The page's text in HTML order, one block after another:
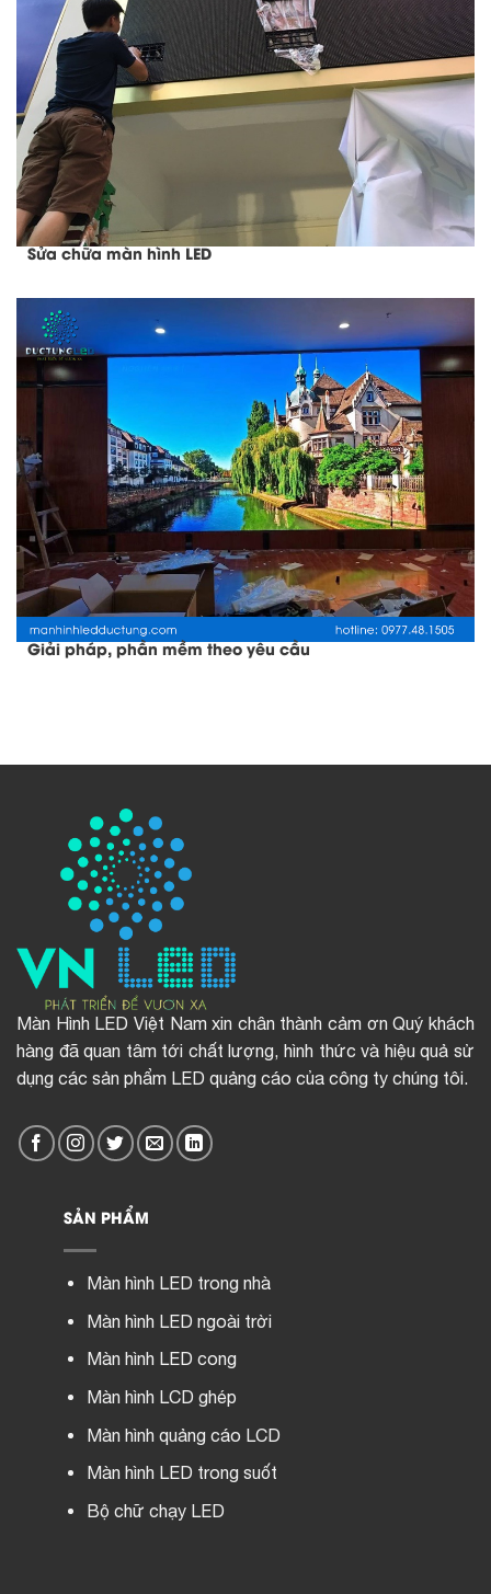
Sửa chữa màn hình LED
Giải pháp, phần mềm theo yêu cầu
Màn Hình LED Việt Nam xin chân thành cảm ơn Quý khách
hàng đã quan tâm tới chất lượng, hình thức và hiệu quả sử
dụng các sản phẩm LED quảng cáo của công ty chúng tôi.
SẢN PHẨM
Màn hình LED trong nhà
Màn hình LED ngoài trời
Màn hình LED cong
Màn hình LCD ghép
Màn hình quảng cáo LCD
Màn hình LED trong suốt
Bộ chữ chạy LED